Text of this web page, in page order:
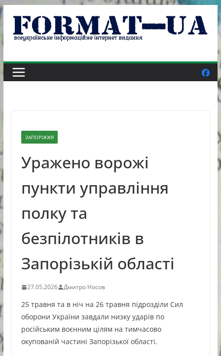
Skip
content
ЗАПОРІЖЖЯ
Уражено ворожі
пункти управління
полку та
безпілотників в
Запорізькій області
27.05.2026 Дмитро Носов
25 травня та в ніч на 26 травня підрозділи Сил
оборони України завдали низку ударів по
російським воєнним цілям на тимчасово
окупованій частині Запорізької області.